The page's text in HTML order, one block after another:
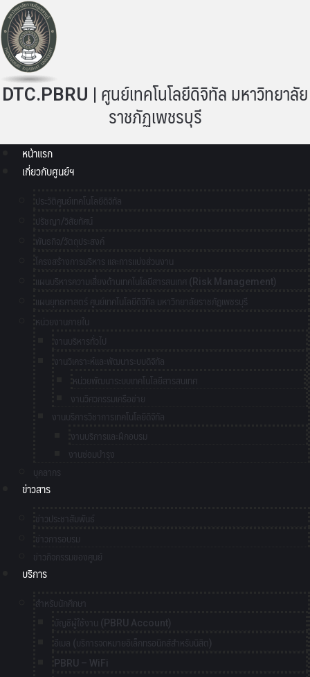
DTC.PBRU | ศูนย์เทคโนโลยีดิจิทัล มหาวิทยาลัย
ราชภัฏเพชรบุรี
หน้าแรก
เกี่ยวกับศูนย์ฯ
ประวัติศูนย์เทคโนโลยีดิจิทัล
ปรัชญา/วิสัยทัศน์
พันธกิจ/วัตถุประสงค์
โครงสร้างการบริหาร และการแบ่งส่วนงาน
แผนบริหารความเสี่ยงด้านเทคโนโลยีสารสนเทศ (Risk Management)
แผนยุทธศาสตร์ ศูนย์เทคโนโลยีดิจิทัล มหาวิทยาลัยราชภัฏเพชรบุรี
หน่วยงานภายใน
งานบริหารทั่วไป
งานวิเคราะห์และพัฒนาระบบดิจิทัล
หน่วยพัฒนาระบบเทคโนโลยีสารสนเทศ
งานวิศวกรรมเครือข่าย
งานบริการวิชาการเทคโนโลยีดิจิทัล
งานบริการและฝึกอบรม
งานซ่อมบำรุง
บุคลากร
ข่าวสาร
ข่าวประชาสัมพันธ์
ข่าวการอบรม
ข่าวกิจกรรมของศูนย์
บริการ
สำหรับนักศึกษา
บัญชีผู้ใช้งาน (PBRU Account)
อีเมล (บริการจดหมายอิเล็กทรอนิกส์สำหรับนิสิต)
PBRU – WiFi